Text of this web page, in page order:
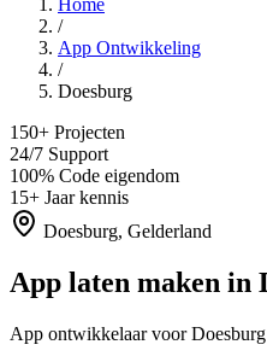
Home
/
App Ontwikkeling
/
Doesburg
150+ Projecten
24/7 Support
100% Code eigendom
15+ Jaar kennis
Doesburg, Gelderland
App laten maken in
App ontwikkelaar voor